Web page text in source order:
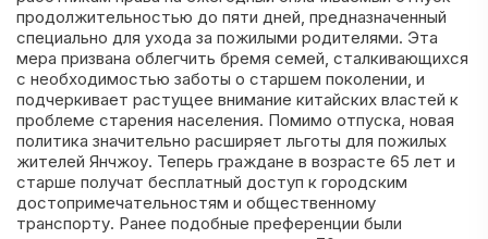
продолжительностью до пяти дней, предназначенный
специально для ухода за пожилыми родителями. Эта
мера призвана облегчить бремя семей, сталкивающихся
с необходимостью заботы о старшем поколении, и
подчеркивает растущее внимание китайских властей к
проблеме старения населения. Помимо отпуска, новая
политика значительно расширяет льготы для пожилых
жителей Янчжоу. Теперь граждане в возрасте 65 лет и
старше получат бесплатный доступ к городским
достопримечательностям и общественному
транспорту. Ранее подобные преференции были